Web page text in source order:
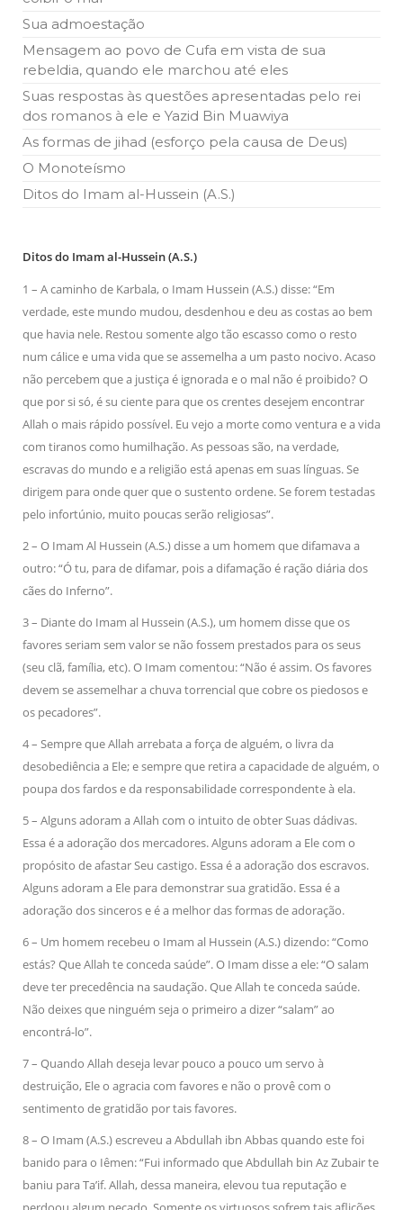
todos os irmãos e irmãs um novo
Falecimento do Imam Ali Ibn Al-Hussein
(A.S.)
Em nome de Deus, o Clemente, o Misericordioso! Diante da
data em que relembramos o martírio do quarto Imam dos
muçulmanos, o Imam Ali Ibn Al-Hussein Ibn Ali Ibn Abi Táleb
(A.S.), conhecido por “Zein Al-Ábidin” (Formosura
República Islâmica do Irã
Brasil recebeu em sua sede, em São Paulo, o ex-ministro das
Relações Exteriores da República Islâmica do Irã, Sr. Kamal
Sua admoestação
Mensagem ao povo de Cufa em vista de sua
rebeldia, quando ele marchou até eles
Suas respostas às questões apresentadas pelo rei
dos romanos à ele e Yazid Bin Muawiya
As formas de jihad (esforço pela causa de Deus)
O Monoteísmo
Ditos do Imam al-Hussein (A.S.)
Ditos do Imam al-Hussein (A.S.)
1 – A caminho de Karbala, o Imam Hussein (A.S.) disse: “Em
verdade, este mundo mudou, desdenhou e deu as costas ao bem
que havia nele. Restou somente algo tão escasso como o resto
num cálice e uma vida que se assemelha a um pasto nocivo. Acaso
não percebem que a justiça é ignorada e o mal não é proibido? O
que por si só, é su ciente para que os crentes desejem encontrar
Allah o mais rápido possível. Eu vejo a morte como ventura e a vida
com tiranos como humilhação. As pessoas são, na verdade,
escravas do mundo e a religião está apenas em suas línguas. Se
dirigem para onde quer que o sustento ordene. Se forem testadas
pelo infortúnio, muito poucas serão religiosas”.
2 – O Imam Al Hussein (A.S.) disse a um homem que difamava a
outro: “Ó tu, para de difamar, pois a difamação é ração diária dos
cães do Inferno”.
3 – Diante do Imam al Hussein (A.S.), um homem disse que os
favores seriam sem valor se não fossem prestados para os seus
(seu clã, família, etc). O Imam comentou: “Não é assim. Os favores
devem se assemelhar a chuva torrencial que cobre os piedosos e
os pecadores”.
4 – Sempre que Allah arrebata a força de alguém, o livra da
desobediência a Ele; e sempre que retira a capacidade de alguém, o
poupa dos fardos e da responsabilidade correspondente à ela.
5 – Alguns adoram a Allah com o intuito de obter Suas dádivas.
Essa é a adoração dos mercadores. Alguns adoram a Ele com o
propósito de afastar Seu castigo. Essa é a adoração dos escravos.
Alguns adoram a Ele para demonstrar sua gratidão. Essa é a
adoração dos sinceros e é a melhor das formas de adoração.
6 – Um homem recebeu o Imam al Hussein (A.S.) dizendo: “Como
estás? Que Allah te conceda saúde”. O Imam disse a ele: “O salam
deve ter precedência na saudação. Que Allah te conceda saúde.
Não deixes que ninguém seja o primeiro a dizer “salam” ao
encontrá-lo”.
7 – Quando Allah deseja levar pouco a pouco um servo à
destruição, Ele o agracia com favores e não o provê com o
sentimento de gratidão por tais favores.
8 – O Imam (A.S.) escreveu a Abdullah ibn Abbas quando este foi
banido para o Iêmen: “Fui informado que Abdullah bin Az Zubair te
baniu para Ta’if. Allah, dessa maneira, elevou tua reputação e